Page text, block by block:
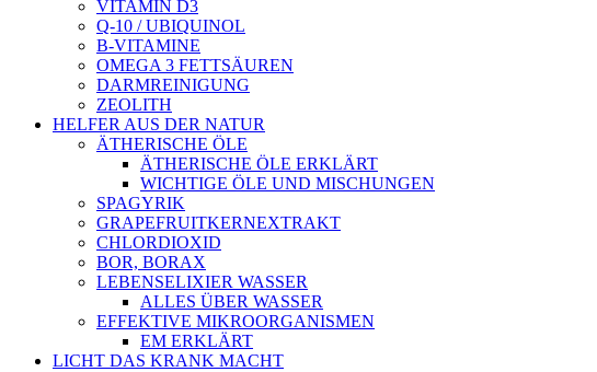
VITAMIN D3
Q-10 / UBIQUINOL
B-VITAMINE
OMEGA 3 FETTSÄUREN
DARMREINIGUNG
ZEOLITH
HELFER AUS DER NATUR
ÄTHERISCHE ÖLE
ÄTHERISCHE ÖLE ERKLÄRT
WICHTIGE ÖLE UND MISCHUNGEN
SPAGYRIK
GRAPEFRUITKERNEXTRAKT
CHLORDIOXID
BOR, BORAX
LEBENSELIXIER WASSER
ALLES ÜBER WASSER
EFFEKTIVE MIKROORGANISMEN
EM ERKLÄRT
LICHT DAS KRANK MACHT